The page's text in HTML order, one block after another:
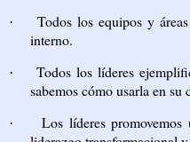
·
Todos los equipos y
interno.
·
Todos los líderes
sabemos cómo usarla en su
·
Los líderes